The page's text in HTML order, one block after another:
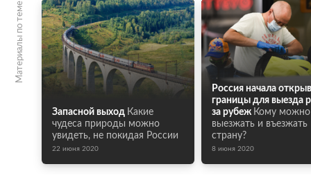
Материалы по теме
Запасной выход Какие
чудеса природы можно
увидеть, не покидая России
22 июня 2020
Россия начала
границы для выезда
за рубеж Кому можно
выезжать и въезжать
страну?
8 июня 2020